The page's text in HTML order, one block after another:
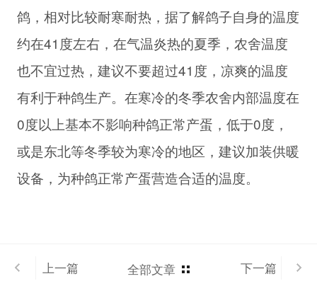
鸽，相对比较耐寒耐热，据了解鸽子自身的温度
约在41度左右，在气温炎热的夏季，农舍温度
也不宜过热，建议不要超过41度，凉爽的温度
有利于种鸽生产。在寒冷的冬季农舍内部温度在
0度以上基本不影响种鸽正常产蛋，低于0度，
或是东北等冬季较为寒冷的地区，建议加装供暖
设备，为种鸽正常产蛋营造合适的温度。
上一篇 全部文章 下一篇